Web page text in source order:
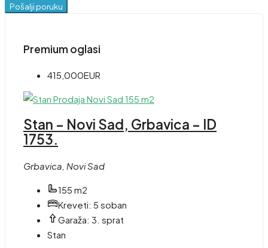
Pošalji poruku
Premium oglasi
415,000EUR
Stan – Novi Sad, Grbavica – ID
1753.
Grbavica, Novi Sad
155 m2
Kreveti: 5 soban
Garaža: 3. sprat
Stan